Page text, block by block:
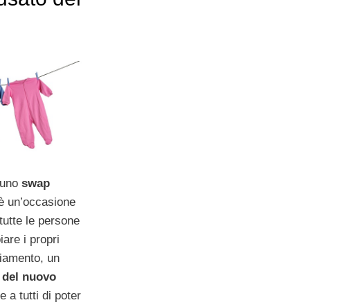
swap
un’occasione
le persone
i propri
un
nuovo
a tutti di poter